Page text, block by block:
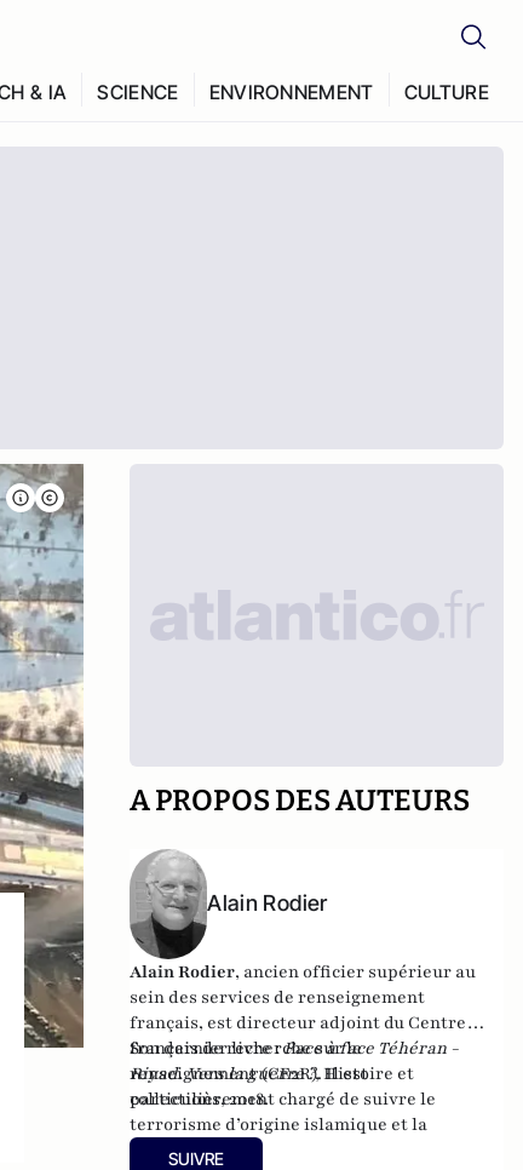
& IA SCIENCE ENVIRONNEMENT CULTURE
A PROPOS DES AUTEURS
Alain Rodier
Alain Rodier, ancien officier supérieur au
sein des services de renseignement
français, est directeur adjoint du Centre
français de recherche sur le
renseignement(CF2R). Il est
particulièrement chargé de suivre le
terrorisme d’origine islamique et la
criminalité organisée.
Son dernier livre :Face à face Téhéran -
Riyad. Vers la guerre ?, Histoire et
collections, 2018.
SUIVRE